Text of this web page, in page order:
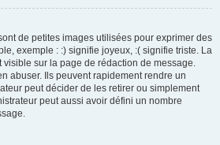
de petites images utilisées pour exprimer des
exemple : :) signifie joyeux, :( signifie triste. La
visible sur la page de rédaction de message.
abuser. Ils peuvent rapidement rendre un
peut décider de les retirer ou simplement
peut aussi avoir défini un nombre